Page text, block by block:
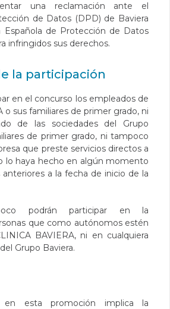
una reclamación ante el
de Datos (DPD) de Baviera
Española de Protección de Datos
infringidos sus derechos.
la participación
en el concurso los empleados de
o sus familiares de primer grado, ni
de las sociedades del Grupo
de primer grado, ni tampoco
que preste servicios directos a
lo haya hecho en algún momento
a la fecha de inicio de la
podrán participar en la
que como autónomos estén
BAVIERA, ni en cualquiera
Grupo Baviera.
en esta promoción implica la